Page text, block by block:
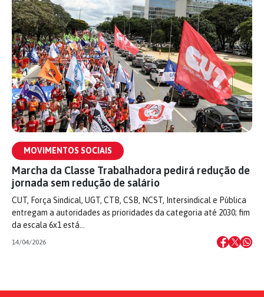
MOVIMENTOS SOCIAIS
Marcha da Classe Trabalhadora pedirá redução de
jornada sem redução de salário
CUT, Força Sindical, UGT, CTB, CSB, NCST, Intersindical e Pública
entregam a autoridades as prioridades da categoria até 2030; fim
da escala 6x1 está…
14/04/2026